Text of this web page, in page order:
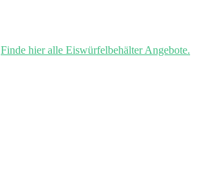
Finde hier alle Eiswürfelbehälter Angebote.